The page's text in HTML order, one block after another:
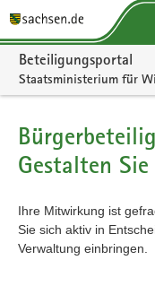
Portalnavigation
Beteiligungsportal
Staatsministerium für
Gestalten
Ihre Mitwirkung ist
Sie sich aktiv in
Verwaltung einbringen.